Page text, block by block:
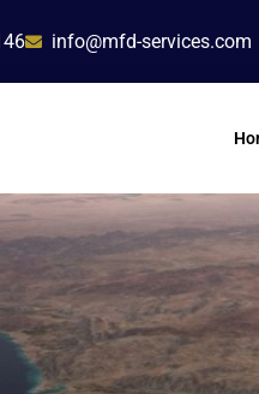
info@mfd-services.com